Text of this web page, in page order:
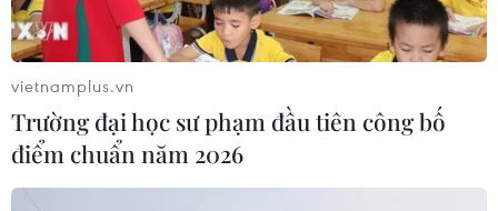
06/08/2026 10:42
vietnamplus.vn
Trường đại học sư phạm đầu tiên công bố
điểm chuẩn năm 2026